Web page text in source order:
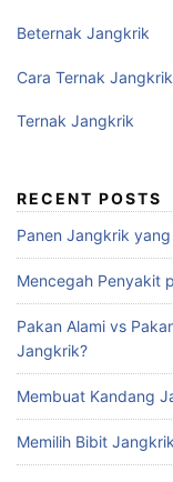
Beternak Jangkrik
Cara Ternak Jangkrik
Ternak Jangkrik
RECENT POSTS
Panen Jangkrik
Mencegah Penyakit
Pakan Alami vs
Jangkrik?
Membuat Kandang
Memilih Bibit